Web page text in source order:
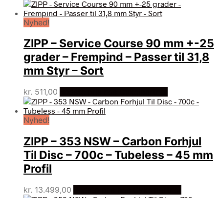
Nyhed!
ZIPP – Service Course 90 mm +-25
grader – Frempind – Passer til 31,8
mm Styr – Sort
kr. 511,00
Nyhed!
ZIPP – 353 NSW – Carbon Forhjul
Til Disc – 700c – Tubeless – 45 mm
Profil
kr. 13.499,00